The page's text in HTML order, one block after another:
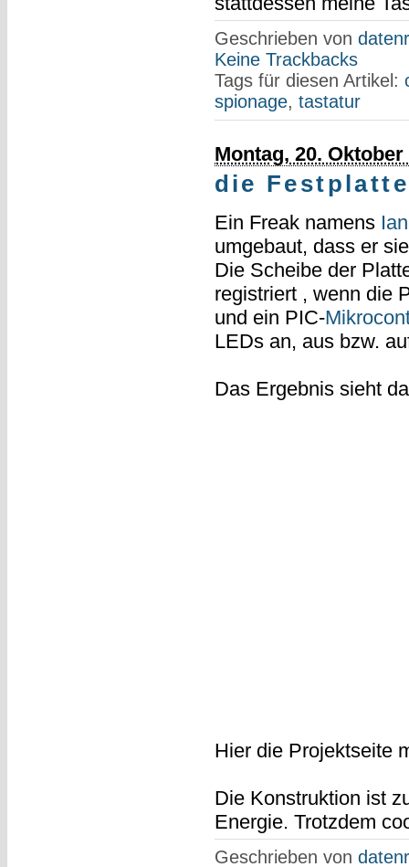
Geschrieben von
Keine Trackbacks
Tags für diesen Artikel:
spionage, tastatur
Montag, 20. Oktober
die
Ein Freak namens
umgebaut, dass er
Die Scheibe der
registriert , wenn die
und ein PIC-
LEDs an, aus bzw.
Das Ergebnis sieht
Hier die Projektseite
Die Konstruktion ist
Energie. Trotzdem
Geschrieben von